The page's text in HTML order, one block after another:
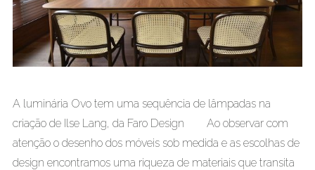
A luminária Ovo tem uma sequência de lâmpadas na
criação de Ilse Lang, da Faro Design Ao observar com
atenção o desenho dos móveis sob medida e as escolhas de
design encontramos uma riqueza de materiais que transita